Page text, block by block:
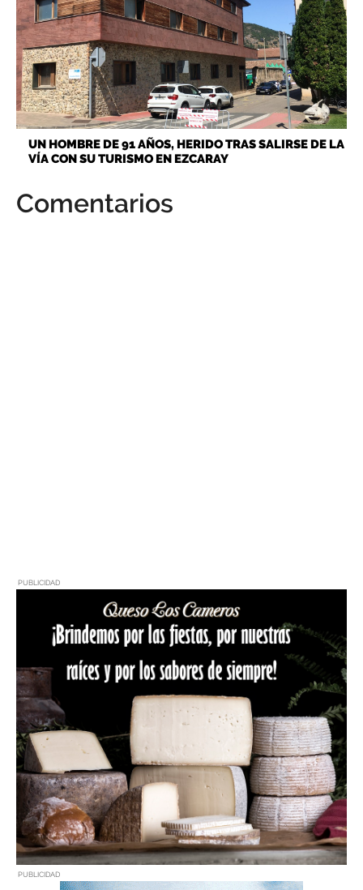
UN HOMBRE DE 91 AÑOS, HERIDO TRAS SALIRSE DE LA
VÍA CON SU TURISMO EN EZCARAY
Comentarios
PUBLICIDAD
PUBLICIDAD